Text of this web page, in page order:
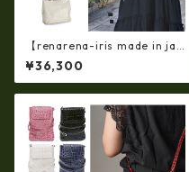
【renarena-iris made in jap
an】(日本製 軽量・牛革製品・
エナメルクロコ・マザーマル
チバッグ ir-668 牛革 エナメル
¥36,300